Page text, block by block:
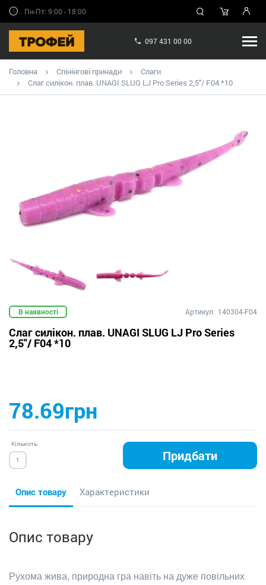
Пн-Пт: 9:00 - 18:00
097 431 00 00
Головна Спінінгові принади
Слаги
Слаг силікон. плав. UNAGI SLUG LJ Pro Series 2,5"/ F04 *10
В наявності Артикул: 140304-F04
Слаг силікон. плав. UNAGI SLUG LJ Pro Series
2,5"/ F04 *10
78.69грн
Кількість:
Придбати
Опис товару Характеристики
Опис товару
Рухома жива, природна гра навіть на дуже повільних